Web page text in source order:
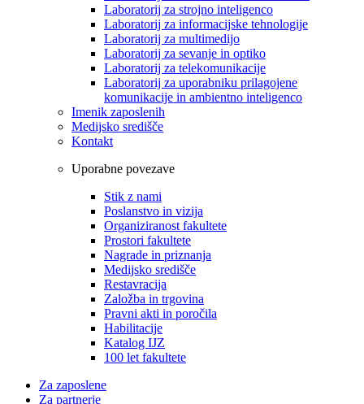
Laboratorij za strojno inteligenco
Laboratorij za informacijske tehnologije
Laboratorij za multimedijo
Laboratorij za sevanje in optiko
Laboratorij za telekomunikacije
Laboratorij za uporabniku prilagojene
komunikacije in ambientno inteligenco
Imenik zaposlenih
Medijsko središče
Kontakt
Uporabne povezave
Stik z nami
Poslanstvo in vizija
Organiziranost fakultete
Prostori fakultete
Nagrade in priznanja
Medijsko središče
Restavracija
Založba in trgovina
Pravni akti in poročila
Habilitacije
Katalog IJZ
100 let fakultete
Za zaposlene
Za partnerje